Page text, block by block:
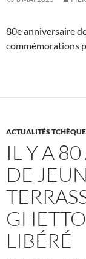
80e anniversaire
commémorations
ACTUALITÉS
IL Y A
DE
LIBÉRÉ